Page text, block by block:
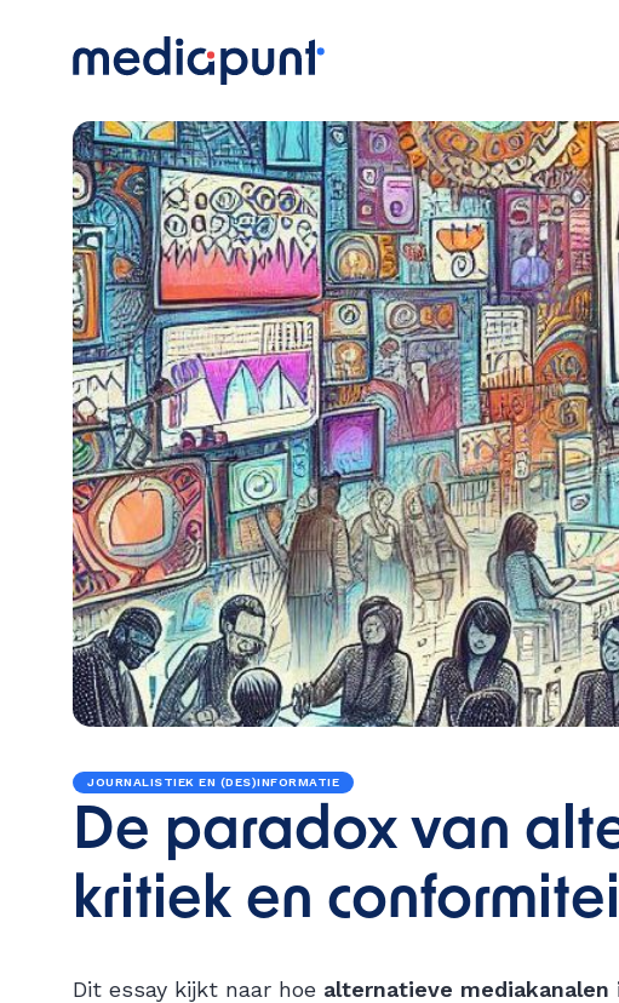
JOURNALISTIEK EN (DES)INFORMATIE
De paradox van
kritiek en
Dit essay kijkt naar hoe alternatieve mediakanalen